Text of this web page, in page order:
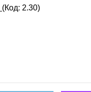
(Код: 2.30)